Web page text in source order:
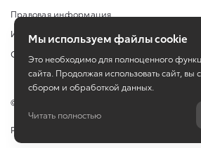
Правовая информация
Изменить настройку cookies
Сбросить cookie
©
Работает на технологиях
Мы используем файлы cookie
Это необходимо для полноценного
сайта. Продолжая использовать сайт, вы
сбором и обработкой данных.
Читать полностью